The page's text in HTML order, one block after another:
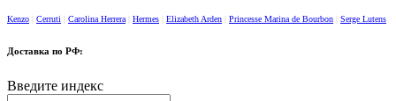
Kenzo Cerruti Carolina Herrera Hermes Elizabeth Arden Princesse Marina de Bourbon Serge Lutens
Доставка по РФ:
Введите индекс